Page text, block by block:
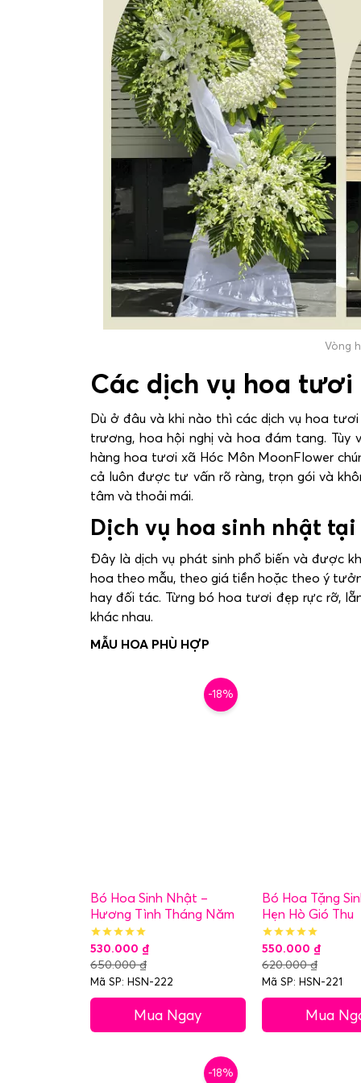
Vòng
Các dịch vụ hoa
Dù ở đâu và khi nào thì các dịch vụ hoa
trương, hoa hội nghị và hoa đám tang.
hàng hoa tươi xã Hóc Môn MoonFlower
cả luôn được tư vấn rõ ràng, trọn gói và
tâm và thoải mái.
Dịch vụ hoa sinh nhật tại
Đây là dịch vụ phát sinh phổ biến và được
hoa theo mẫu, theo giá tiền hoặc theo ý
hay đối tác. Từng bó hoa tươi đẹp rực rỡ,
khác nhau.
-18%
Bó Hoa Sinh Nhật –
Hương Tình Tháng Năm
530.000 ₫
650.000₫
Mã SP: HSN-222
Mua Ngay
Bó Hoa Tặng
Hẹn Hò Gió Thu
550.000 ₫
620.000₫
Mã SP: HSN-221
Mua
-18%